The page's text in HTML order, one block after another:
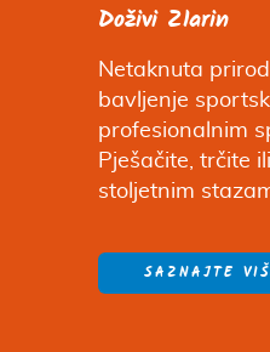
Doživi Zlarin
Netaknuta
bavljenje
profesionalnim
Pješačite, trčite
stoljetnim
SAZNAJTE